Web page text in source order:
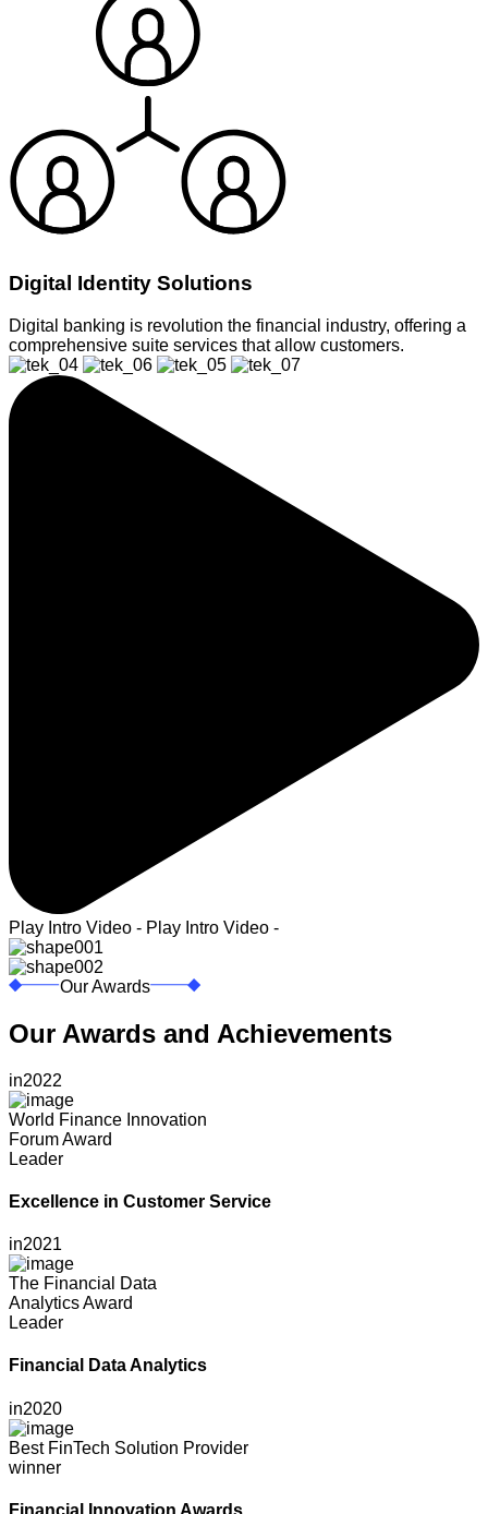
Digital Identity Solutions
Digital banking is revolution the financial industry, offering a
comprehensive suite services that allow customers.
Play Intro Video - Play Intro Video -
Our Awards
Our Awards and Achievements
in2022
World Finance Innovation
Forum Award
Leader
Excellence in Customer Service
in2021
The Financial Data
Analytics Award
Leader
Financial Data Analytics
in2020
Best FinTech Solution Provider
winner
Financial Innovation Awards